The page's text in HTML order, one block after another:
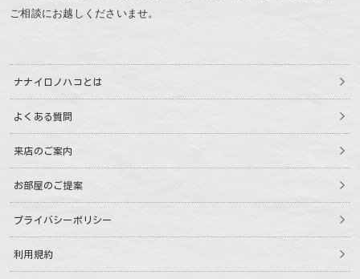
ご相談にお越しくださいませ。
ナナイロノハコとは
よくある質問
来店のご案内
お部屋のご提案
プライバシーポリシー
利用規約